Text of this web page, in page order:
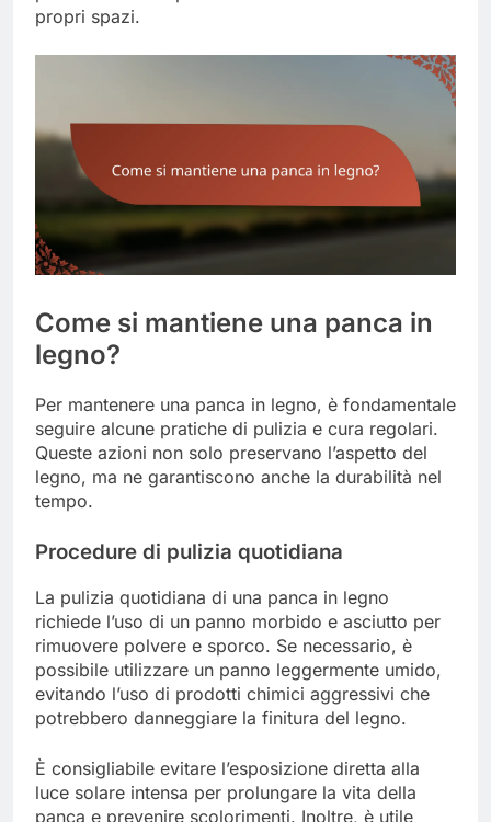
propri spazi.
Come si mantiene una panca in
legno?
Per mantenere una panca in legno, è fondamentale
seguire alcune pratiche di pulizia e cura regolari.
Queste azioni non solo preservano l’aspetto del
legno, ma ne garantiscono anche la durabilità nel
tempo.
Procedure di pulizia quotidiana
La pulizia quotidiana di una panca in legno
richiede l’uso di un panno morbido e asciutto per
rimuovere polvere e sporco. Se necessario, è
possibile utilizzare un panno leggermente umido,
evitando l’uso di prodotti chimici aggressivi che
potrebbero danneggiare la finitura del legno.
È consigliabile evitare l’esposizione diretta alla
luce solare intensa per prolungare la vita della
panca e prevenire scolorimenti. Inoltre, è utile